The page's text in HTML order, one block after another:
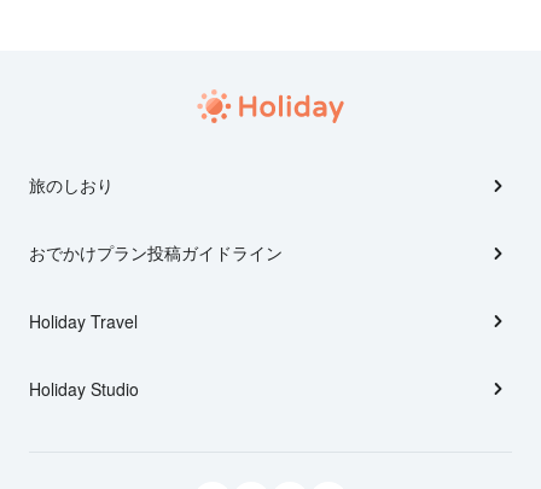
旅のしおり
おでかけプラン投稿ガイドライン
Holiday Travel
Holiday Studio